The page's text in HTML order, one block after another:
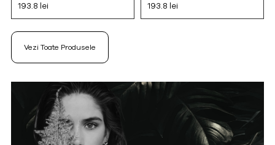
193.8 lei
193.8 lei
Vezi Toate Produsele